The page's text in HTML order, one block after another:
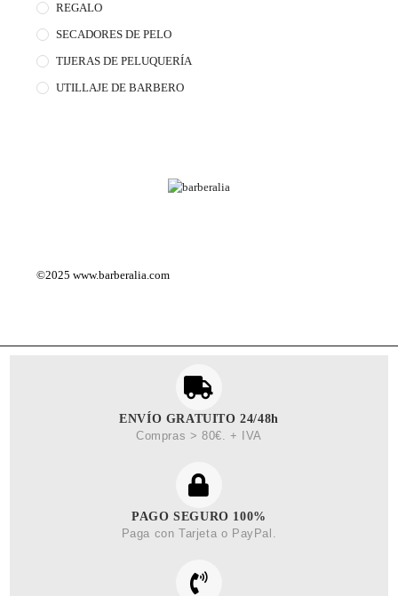
REGALO
SECADORES DE PELO
TIJERAS DE PELUQUERÍA
UTILLAJE DE BARBERO
©2025www.barberalia.com
ENVÍO GRATUITO 24/48h
Compras > 80€. + IVA
PAGO SEGURO 100%
Paga con Tarjeta o PayPal.